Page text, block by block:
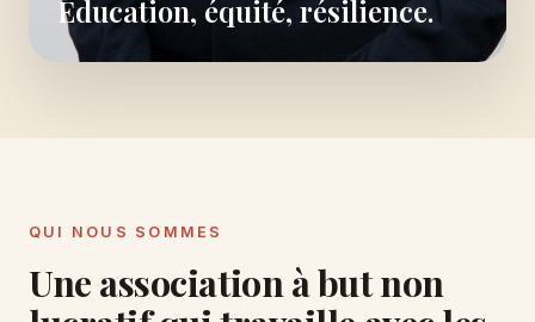
Éducation, équité, résilience.
QUI NOUS SOMMES
Une association à but non